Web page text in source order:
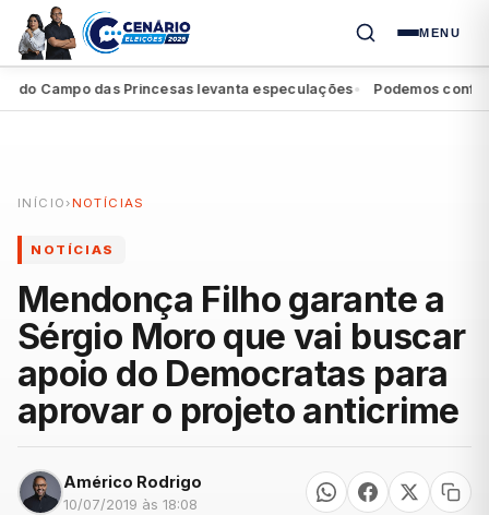
MENU
Campo das Princesas levanta especulações● Podemos confirma
INÍCIO ›NOTÍCIAS
NOTÍCIAS
Mendonça Filho garante a
Sérgio Moro que vai buscar
apoio do Democratas para
aprovar o projeto anticrime
Américo Rodrigo
10/07/2019 às 18:08